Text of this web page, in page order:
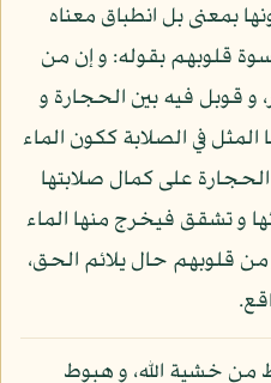
بمعنى بل انطباق معناه
قلوبهم بقوله: و إن من
و قوبل فيه بين الحجارة و
في الصلابة ككون الماء
على كمال صلابتها
و تشقق فيخرج منها الماء
من قلوبهم حال يلائم الحق،
من خشية الله، و هبوط